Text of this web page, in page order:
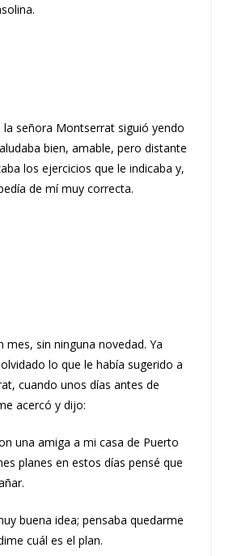
la señora Montserrat siguió yendo
bien, amable, pero distante
los ejercicios que le indicaba y,
de mí muy correcta.
mes, sin ninguna novedad. Ya
lo que le había sugerido a
cuando unos días antes de
acercó y dijo:
una amiga a mi casa de Puerto
planes en estos días pensé que
buena idea; pensaba quedarme
cuál es el plan.